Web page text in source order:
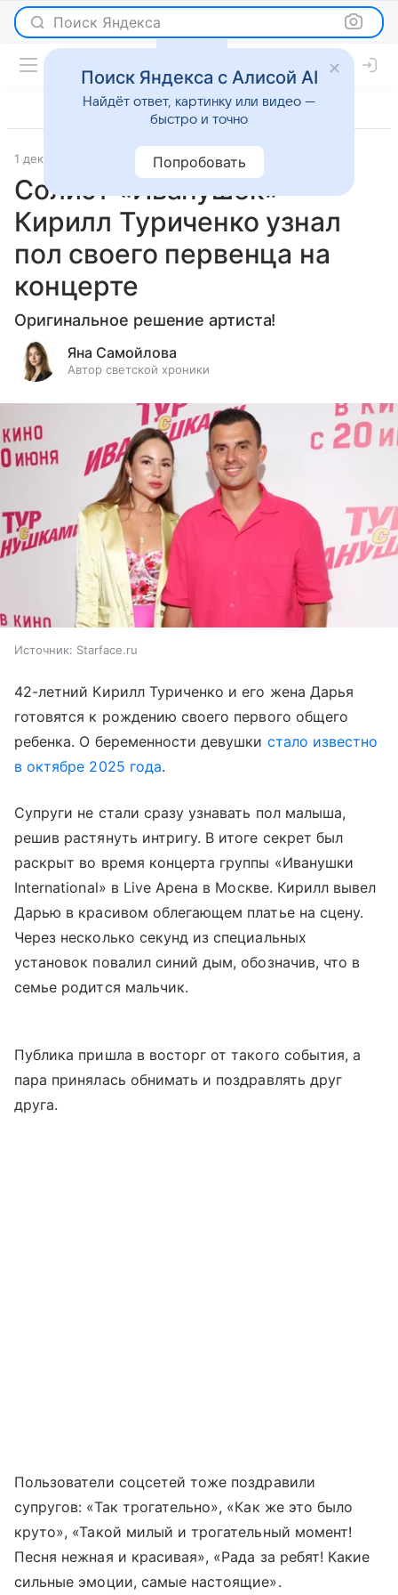
Поиск Яндекса
1 декабря 2025 Леди Mail Светская жизнь
Солист «Иванушек»
Кирилл Туриченко узнал
пол своего первенца на
концерте
Оригинальное решение артиста!
Яна Самойлова
Автор светской хроники
Источник: Starface.ru
42-летний Кирилл Туриченко и его жена Дарья
готовятся к рождению своего первого общего
ребенка. О беременности девушки стало известно
в октябре 2025 года.
Супруги не стали сразу узнавать пол малыша,
решив растянуть интригу. В итоге секрет был
раскрыт во время концерта группы «Иванушки
International» в Live Арена в Москве. Кирилл вывел
Дарью в красивом облегающем платье на сцену.
Через несколько секунд из специальных
установок повалил синий дым, обозначив, что в
семье родится мальчик.
Публика пришла в восторг от такого события, а
пара принялась обнимать и поздравлять друг
друга.
Пользователи соцсетей тоже поздравили
супругов: «Так трогательно», «Как же это было
круто», «Такой милый и трогательный момент!
Песня нежная и красивая», «Рада за ребят! Какие
сильные эмоции, самые настоящие».
Поиск Яндекса с Алисой AI
Найдёт ответ, картинку или видео —
быстро и точно
Попробовать